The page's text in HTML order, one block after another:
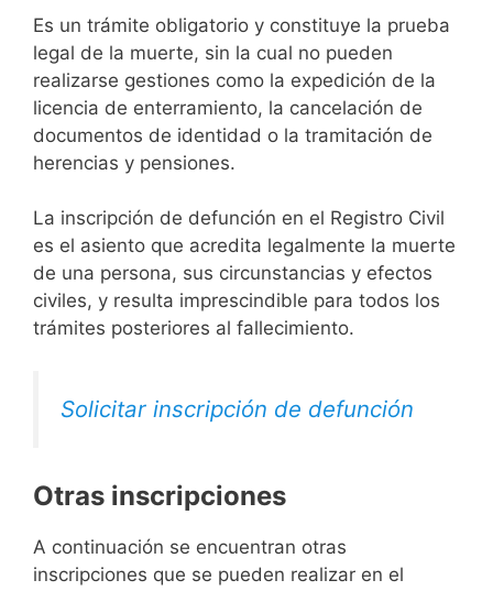
Es un trámite obligatorio y constituye la prueba
legal de la muerte, sin la cual no pueden
realizarse gestiones como la expedición de la
licencia de enterramiento, la cancelación de
documentos de identidad o la tramitación de
herencias y pensiones.
La inscripción de defunción en el Registro Civil
es el asiento que acredita legalmente la muerte
de una persona, sus circunstancias y efectos
civiles, y resulta imprescindible para todos los
trámites posteriores al fallecimiento.
Solicitar inscripción de defunción
Otras inscripciones
A continuación se encuentran otras
inscripciones que se pueden realizar en el